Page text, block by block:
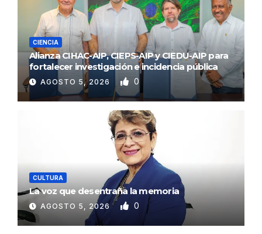
CIENCIA
Alianza CIHAC-AIP, CIEPS-AIP y CIEDU-AIP para
fortalecer investigación e incidencia pública
AGOSTO 5, 2026 0
CULTURA
La voz que desentraña la memoria
AGOSTO 5, 2026 0